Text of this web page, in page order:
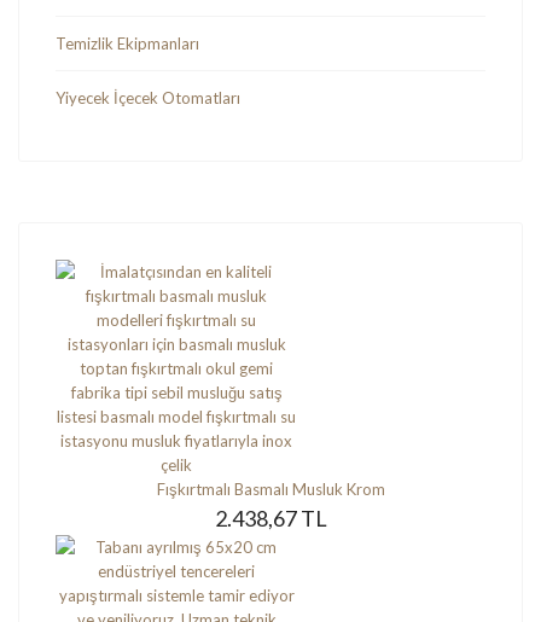
Temizlik Ekipmanları
Yiyecek İçecek Otomatları
Fışkırtmalı Basmalı Musluk Krom
2.438,67 TL